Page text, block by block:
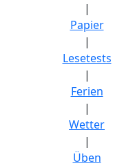
|
Papier
|
Lesetests
|
Ferien
|
Wetter
|
Üben